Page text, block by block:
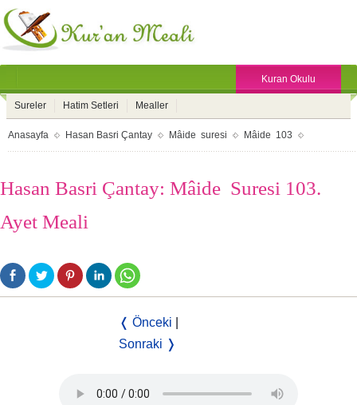
Kuran Okulu
Sureler Hatim Setleri Mealler
Anasayfa Hasan Basri Çantay Mâide suresi Mâide 103
Hasan Basri Çantay: Mâide Suresi 103.
Ayet Meali
❬ Önceki
Sonraki ❭